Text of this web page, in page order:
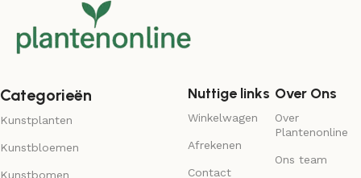
Categorieën
Kunstplanten
Kunstbloemen
Kunstbomen
Nuttige links
Winkelwagen
Afrekenen
Contact
Over Ons
Over
Plantenonline
Ons team